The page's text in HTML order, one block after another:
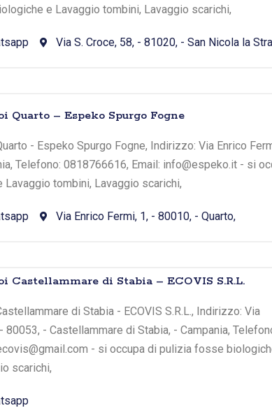
e Lavaggio tombini, Lavaggio scarichi,
Via S. Croce, 58, - 81020, - San Nicola la
Quarto – Espeko Spurgo Fogne
- Espeko Spurgo Fogne, Indirizzo: Via Enrico
Telefono: 0818766616, Email: info@espeko.it - si
tombini, Lavaggio scarichi,
Via Enrico Fermi, 1, - 80010, - Quarto,
Castellammare di Stabia – ECOVIS S.R.L.
di Stabia - ECOVIS S.R.L., Indirizzo: Via
80053, - Castellammare di Stabia, - Campania,
- si occupa di pulizia fosse
scarichi,